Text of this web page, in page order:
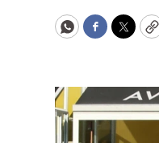
WhatsApp